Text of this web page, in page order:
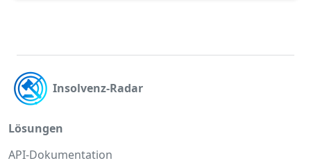
Insolvenz-Radar
Lösungen
API-Dokumentation